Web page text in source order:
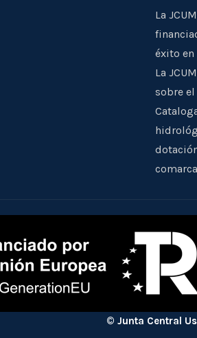
La
éxito en
La
sobre el
comarca
© Junta Central